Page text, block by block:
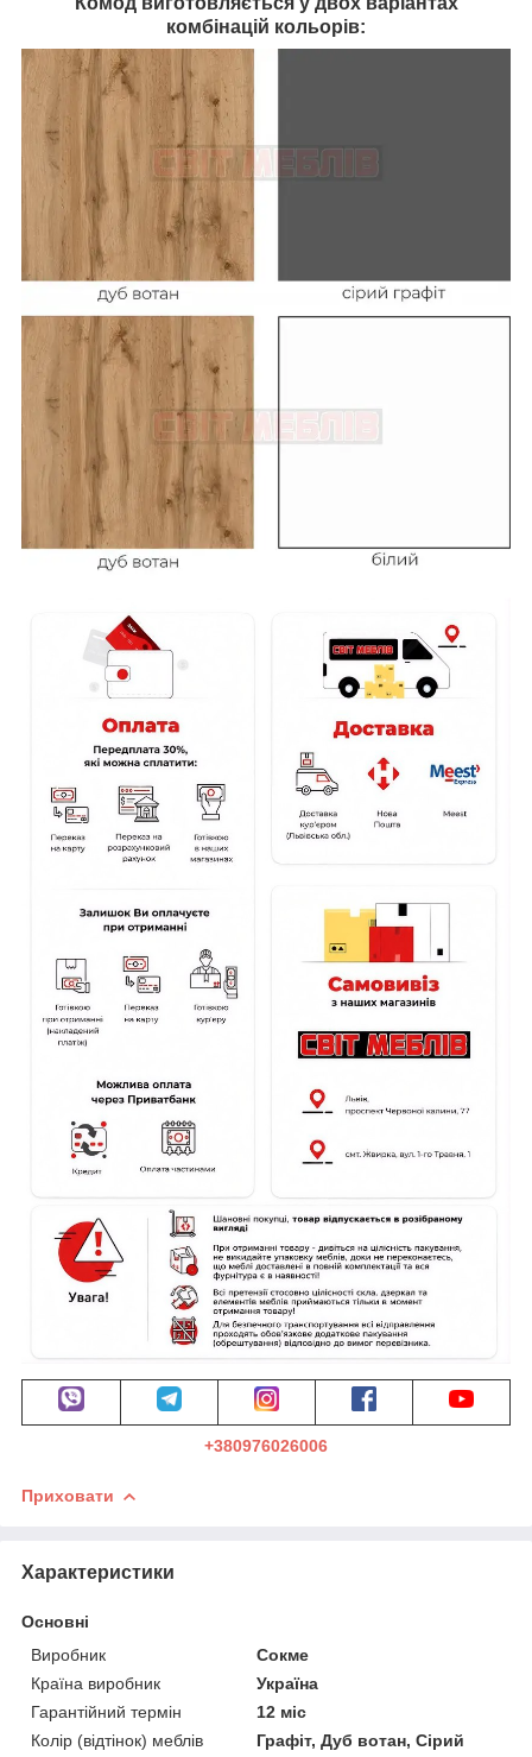
комбінацій кольорів:
+380976026006
Приховати
Характеристики
Основні
Виробник
Сокме
Країна виробник
Україна
Гарантійний термін
12 міс
Колір (відтінок) меблів
Графіт, Дуб вотан, Сірий